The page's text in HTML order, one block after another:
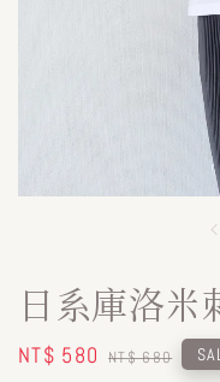
日系庫洛米
Sale
NT$ 580 Regular
NT$ 680